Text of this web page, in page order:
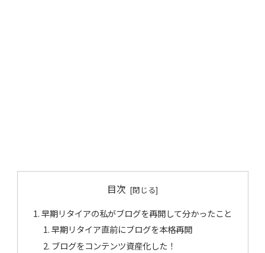
目次
早期リタイアの私がブログを再開して分かったこと
早期リタイア直前にブログを本格再開
ブログをコンテンツ資産化した！